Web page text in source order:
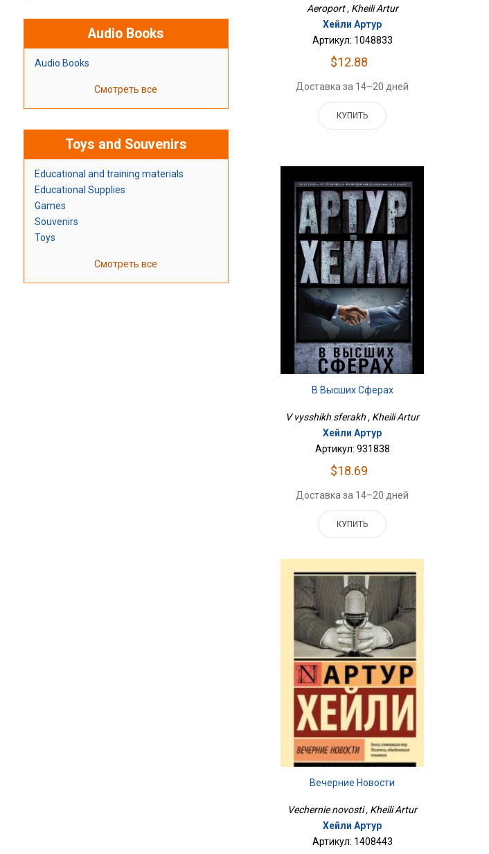
Audio Books
Audio Books
Смотреть все
Toys and Souvenirs
Educational and training materials
Educational Supplies
Games
Souvenirs
Toys
Смотреть все
Aeroport , Kheili Artur
Хейли Артур
Артикул: 1048833
$12.88
Доставка за 14–20 дней
КУПИТЬ
В Высших Сферах
V vysshikh sferakh , Kheili Artur
Хейли Артур
Артикул: 931838
$18.69
Доставка за 14–20 дней
КУПИТЬ
Вечерние Новости
Vechernie novosti , Kheili Artur
Хейли Артур
Артикул: 1408443